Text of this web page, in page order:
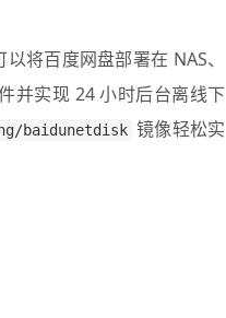
将百度网盘部署在 NAS、
并实现 24 小时后台离线下
baidunetdisk 镜像轻松实